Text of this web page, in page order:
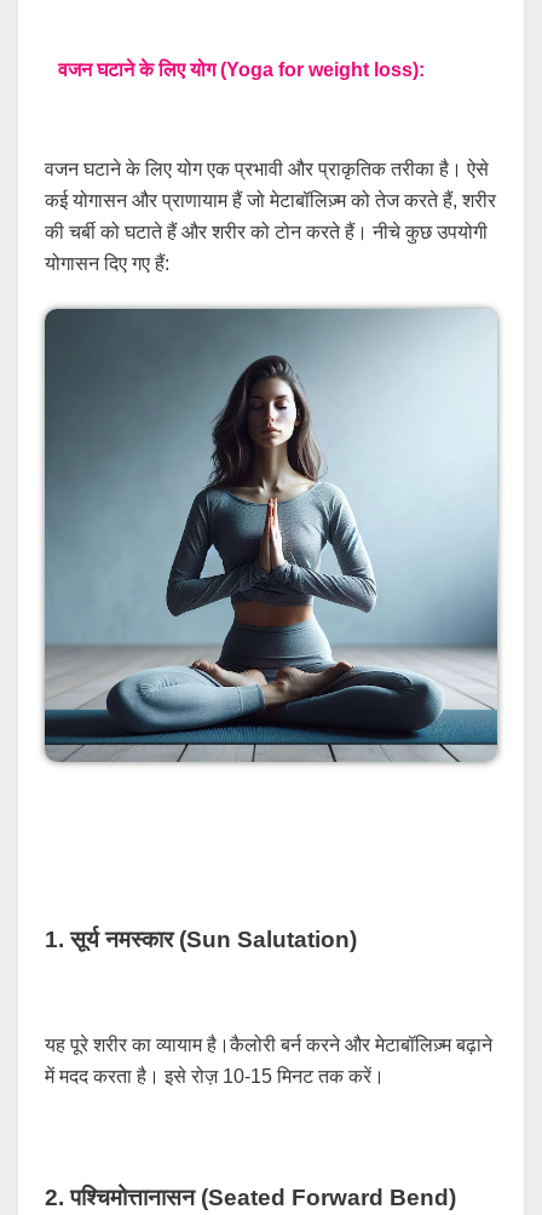
वजन घटाने के लिए योग (Yoga for weight loss):
वजन घटाने के लिए योग एक प्रभावी और प्राकृतिक तरीका है। ऐसे
कई योगासन और प्राणायाम हैं जो मेटाबॉलिज़्म को तेज करते हैं, शरीर
की चर्बी को घटाते हैं और शरीर को टोन करते हैं। नीचे कुछ उपयोगी
योगासन दिए गए हैं:
1. सूर्य नमस्कार (Sun Salutation)
यह पूरे शरीर का व्यायाम है।कैलोरी बर्न करने और मेटाबॉलिज़्म बढ़ाने
में मदद करता है। इसे रोज़ 10-15 मिनट तक करें।
2. पश्चिमोत्तानासन (Seated Forward Bend)